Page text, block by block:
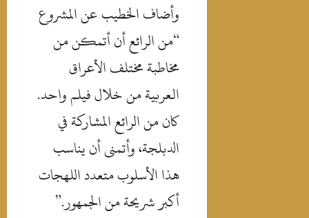
‎وأضاف الخطيب عن المشروع
“من الرائع أن أتمكن من
مخاطبة مختلف الأعراق
العربية من خلال فيلم واحد.
كان من الرائع المشاركة في
الدبلجة، وأتمنى أن يناسب
هذا الأسلوب متعدد اللهجات
أكبر شريحة من الجمهور.”